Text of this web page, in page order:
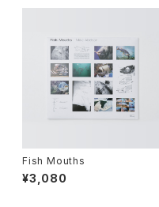
Fish Mouths
¥3,080